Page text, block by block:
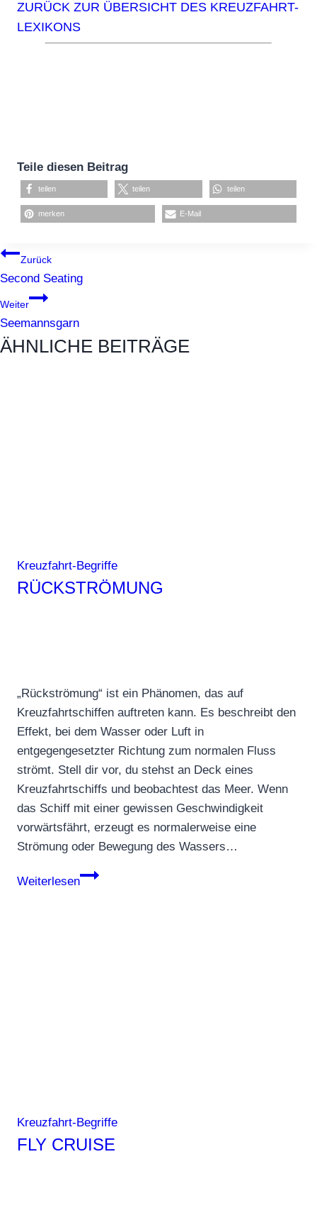
ZURÜCK ZUR ÜBERSICHT DES KREUZFAHRT-
LEXIKONS
Teile diesen Beitrag
teilen teilen teilen
merken E-Mail
BEITRAGSNAVIGATION
Zurück
Second Seating
Weiter
Seemannsgarn
ÄHNLICHE BEITRÄGE
Kreuzfahrt-Begriffe
RÜCKSTRÖMUNG
„Rückströmung“ ist ein Phänomen, das auf
Kreuzfahrtschiffen auftreten kann. Es beschreibt den
Effekt, bei dem Wasser oder Luft in
entgegengesetzter Richtung zum normalen Fluss
strömt. Stell dir vor, du stehst an Deck eines
Kreuzfahrtschiffs und beobachtest das Meer. Wenn
das Schiff mit einer gewissen Geschwindigkeit
vorwärtsfährt, erzeugt es normalerweise eine
Strömung oder Bewegung des Wassers…
Weiterlesen
Rückströmung
Kreuzfahrt-Begriffe
FLY CRUISE